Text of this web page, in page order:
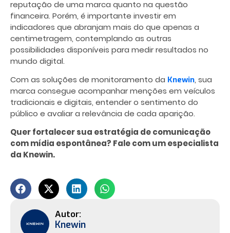
reputação de uma marca quanto na questão
financeira. Porém, é importante investir em
indicadores que abranjam mais do que apenas a
centimetragem, contemplando as outras
possibilidades disponíveis para medir resultados no
mundo digital.
Com as soluções de monitoramento da Knewin, sua
marca consegue acompanhar menções em veículos
tradicionais e digitais, entender o sentimento do
público e avaliar a relevância de cada aparição.
Quer fortalecer sua estratégia de comunicação
com mídia espontânea? Fale com um especialista
da Knewin.
Knewin